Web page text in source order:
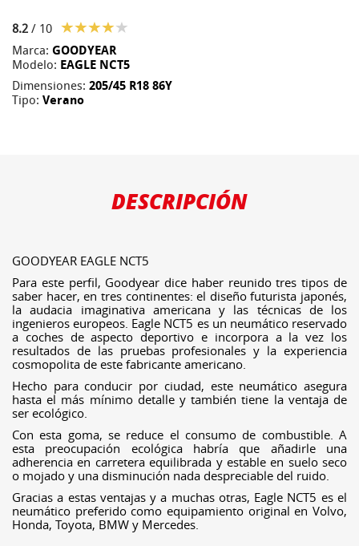
8.2 / 10
Marca: GOODYEAR
Modelo: EAGLE NCT5
Dimensiones: 205/45 R18 86Y
Tipo: Verano
DESCRIPCIÓN
GOODYEAR EAGLE NCT5
Para este perfil, Goodyear dice haber reunido tres tipos de
saber hacer, en tres continentes: el diseño futurista japonés,
la audacia imaginativa americana y las técnicas de los
ingenieros europeos. Eagle NCT5 es un neumático reservado
a coches de aspecto deportivo e incorpora a la vez los
resultados de las pruebas profesionales y la experiencia
cosmopolita de este fabricante americano.
Hecho para conducir por ciudad, este neumático asegura
hasta el más mínimo detalle y también tiene la ventaja de
ser ecológico.
Con esta goma, se reduce el consumo de combustible. A
esta preocupación ecológica habría que añadirle una
adherencia en carretera equilibrada y estable en suelo seco
o mojado y una disminución nada despreciable del ruido.
Gracias a estas ventajas y a muchas otras, Eagle NCT5 es el
neumático preferido como equipamiento original en Volvo,
Honda, Toyota, BMW y Mercedes.